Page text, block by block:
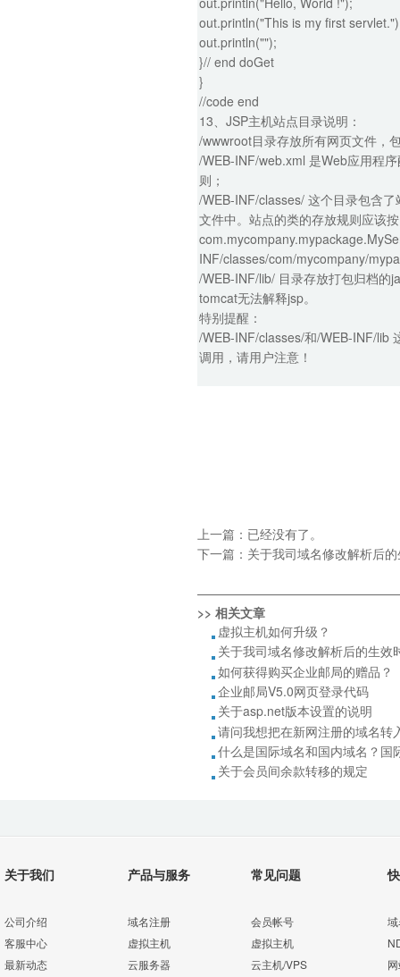
out.println("This is my first
out.println("");
}// end doGet
}
//code end
13、JSP主机站点目录说明：
/wwwroot目录存放所有网页文件，
/WEB-INF/web.xml 是Web应用程
则；
/WEB-INF/classes/ 这个目录包含
文件中。站点的类的存放规则应该
INF/classes/com/mycompany/
/WEB-INF/lib/ 目录存放打包归档的
tomcat无法解释jsp。
特别提醒：
/WEB-INF/classes/和/WEB-INF/lib
调用，请用户注意！
上一篇：已经没有了。
下一篇： 关于我司域名修改解析后
>> 相关文章
虚拟主机如何升级？
关于我司域名修改解析后的生效
如何获得购买企业邮局的赠品？
企业邮局V5.0网页登录代码
关于asp.net版本设置的说明
请问我想把在新网注册的域名转
什么是国际域名和国内域名？国
关于会员间余款转移的规定
关于我们
公司介绍
客服中心
最新动态
产品与服务
域名注册
虚拟主机
云服务器
常见问题
会员帐号
虚拟主机
云主机/VPS